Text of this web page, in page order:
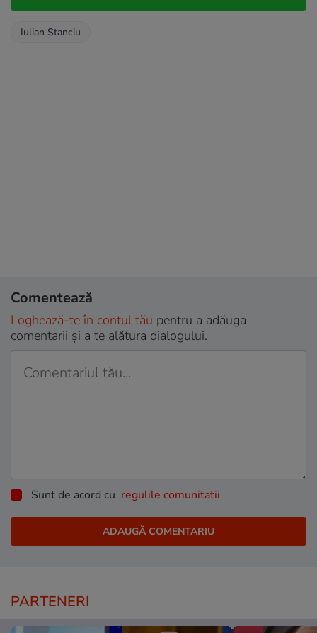
Iulian Stanciu
Comentează
Loghează-te în contul tău pentru a adăuga
comentarii și a te alătura dialogului.
Sunt de acord cu regulile comunitatii
PARTENERI